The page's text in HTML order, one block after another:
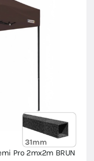
Pro 2mx2m BRUN